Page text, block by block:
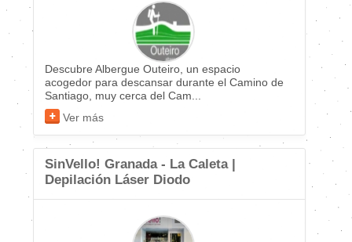
Descubre Albergue Outeiro, un espacio
acogedor para descansar durante el Camino de
Santiago, muy cerca del Cam...
Ver más
SinVello! Granada - La Caleta |
Depilación Láser Diodo